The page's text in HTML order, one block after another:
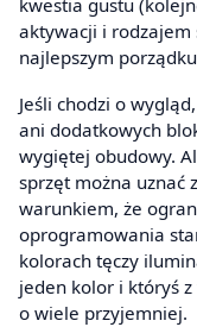
aktywacji i rodzajem
najlepszym
Jeśli chodzi o
ani dodatkowych
wygiętej obudowy.
sprzęt można uznać
warunkiem, że
oprogramowania
kolorach tęczy
jeden kolor i któryś
o wiele przyjemniej.